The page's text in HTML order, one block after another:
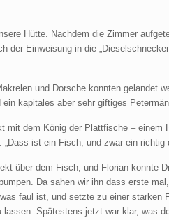
Hütte. Nachdem die Zimmer
der Einweisung in die
und Dorsche konnten gelandet
kapitales aber sehr giftiges
mit dem König der Plattfische –
ist ein Fisch, und zwar ein richtig
über dem Fisch, und Florian konnte
Da sahen wir ihn dass erste
faul ist, und setzte zu einer starken
Spätestens jetzt war klar, was